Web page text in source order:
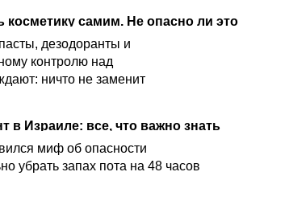
косметику самим. Не опасно ли это
дезодоранты и
контролю над
ничто не заменит
многолетние исследования
в Израиле: все, что важно знать
миф об опасности
убрать запах пота на 48 часов